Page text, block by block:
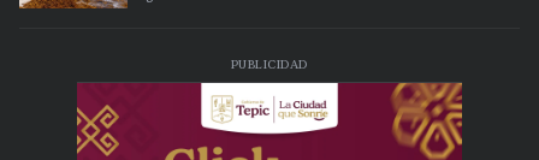
PUBLICIDAD